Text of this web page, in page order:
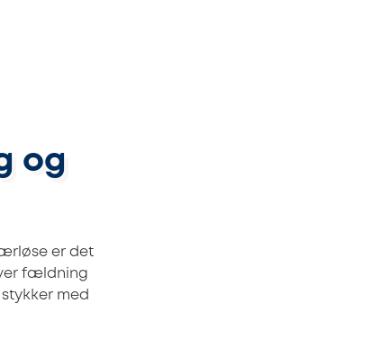
og
er det
fældning
med